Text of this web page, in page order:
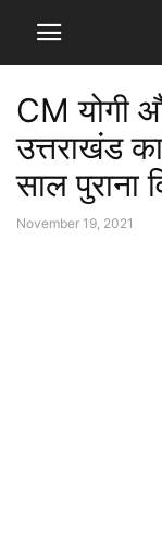
CM योगी
उत्तराखंड
साल पुराना
November 19, 2021